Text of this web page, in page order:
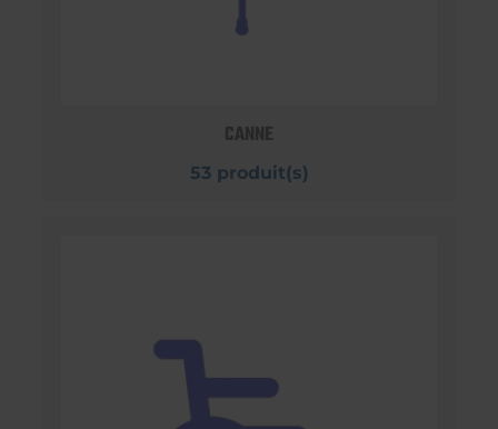
CANNE
53 produit(s)